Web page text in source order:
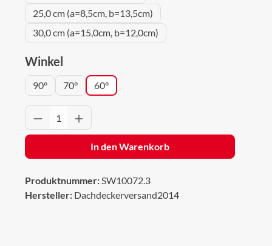
25,0 cm (a=8,5cm, b=13,5cm)
30,0 cm (a=15,0cm, b=12,0cm)
Winkel
90° 70° 60°
Produkt Anzahl: Gib den gewünschten
In den Warenkorb
Produktnummer:SW10072.3
Hersteller: Dachdeckerversand2014